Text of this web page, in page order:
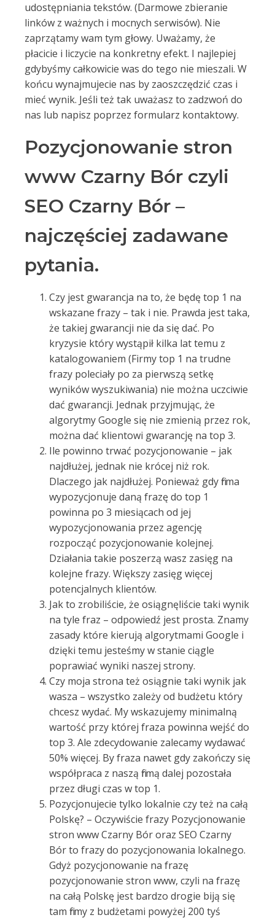
udostępniania tekstów. (Darmowe zbieranie
linków z ważnych i mocnych serwisów). Nie
zaprzątamy wam tym głowy. Uważamy, że
płacicie i liczycie na konkretny efekt. I najlepiej
gdybyśmy całkowicie was do tego nie mieszali. W
końcu wynajmujecie nas by zaoszczędzić czas i
mieć wynik. Jeśli też tak uważasz to zadzwoń do
nas lub napisz poprzez formularz kontaktowy.
Pozycjonowanie stron
www Czarny Bór czyli
SEO Czarny Bór –
najczęściej zadawane
pytania.
Czy jest gwarancja na to, że będę top 1 na
wskazane frazy – tak i nie. Prawda jest taka,
że takiej gwarancji nie da się dać. Po
kryzysie który wystąpił kilka lat temu z
katalogowaniem (Firmy top 1 na trudne
frazy poleciały po za pierwszą setkę
wyników wyszukiwania) nie można uczciwie
dać gwarancji. Jednak przyjmując, że
algorytmy Google się nie zmienią przez rok,
można dać klientowi gwarancję na top 3.
Ile powinno trwać pozycjonowanie – jak
najdłużej, jednak nie krócej niż rok.
Dlaczego jak najdłużej. Ponieważ gdy firma
wypozycjonuje daną frazę do top 1
powinna po 3 miesiącach od jej
wypozycjonowania przez agencję
rozpocząć pozycjonowanie kolejnej.
Działania takie poszerzą wasz zasięg na
kolejne frazy. Większy zasięg więcej
potencjalnych klientów.
Jak to zrobiliście, że osiągnęliście taki wynik
na tyle fraz – odpowiedź jest prosta. Znamy
zasady które kierują algorytmami Google i
dzięki temu jesteśmy w stanie ciągle
poprawiać wyniki naszej strony.
Czy moja strona też osiągnie taki wynik jak
wasza – wszystko zależy od budżetu który
chcesz wydać. My wskazujemy minimalną
wartość przy której fraza powinna wejść do
top 3. Ale zdecydowanie zalecamy wydawać
50% więcej. By fraza nawet gdy zakończy się
współpraca z naszą firmą dalej pozostała
przez długi czas w top 1.
Pozycjonujecie tylko lokalnie czy też na całą
Polskę? – Oczywiście frazy Pozycjonowanie
stron www Czarny Bór oraz SEO Czarny
Bór to frazy do pozycjonowania lokalnego.
Gdyż pozycjonowanie na frazę
pozycjonowanie stron www, czyli na frazę
na całą Polskę jest bardzo drogie biją się
tam firmy z budżetami powyżej 200 tyś